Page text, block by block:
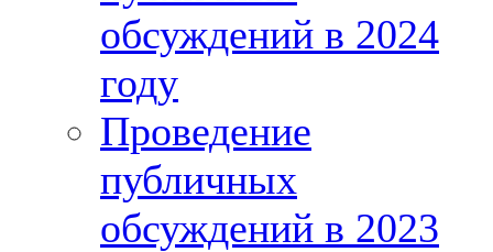
обсуждений в 2024
году
Проведение
публичных
обсуждений в 2023